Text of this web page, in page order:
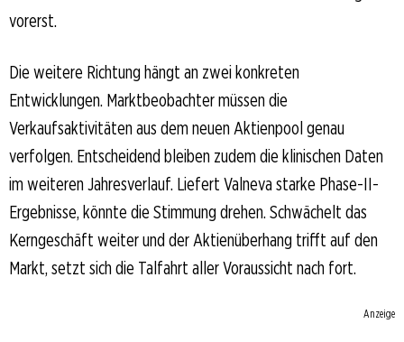
vorerst.
Die weitere Richtung hängt an zwei konkreten
Entwicklungen. Marktbeobachter müssen die
Verkaufsaktivitäten aus dem neuen Aktienpool genau
verfolgen. Entscheidend bleiben zudem die klinischen Daten
im weiteren Jahresverlauf. Liefert Valneva starke Phase-II-
Ergebnisse, könnte die Stimmung drehen. Schwächelt das
Kerngeschäft weiter und der Aktienüberhang trifft auf den
Markt, setzt sich die Talfahrt aller Voraussicht nach fort.
Anzeige